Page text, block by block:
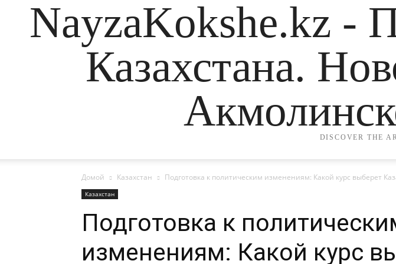
NayzaKokshe.kz -
Казахстана.
DISCOVER THE
Домой Казахстан Подготовка к политическим изменениям: Какой курс выберет
Казахстан
Подготовка к
изменениям: Какой курс